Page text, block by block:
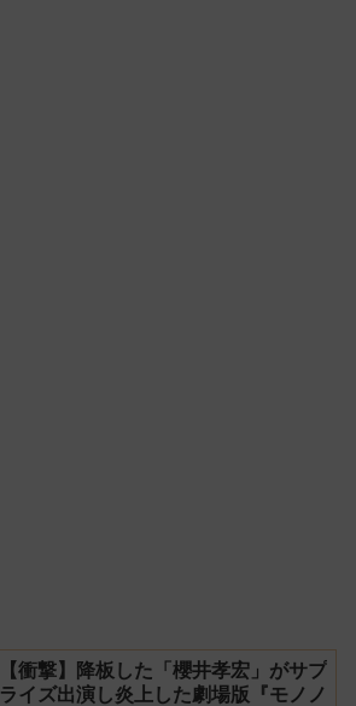
【衝撃】降板した「櫻井孝宏」がサプ
ライズ出演し炎上した劇場版『モノノ